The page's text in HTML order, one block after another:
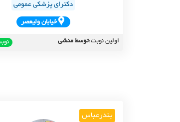
دکترای پزشکی عمومی
خيابان وليعصر
اولین نوبت:توسط منشی
بندرعباس